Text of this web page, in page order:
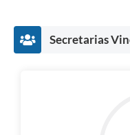
Telefones ÚteisSecretarias